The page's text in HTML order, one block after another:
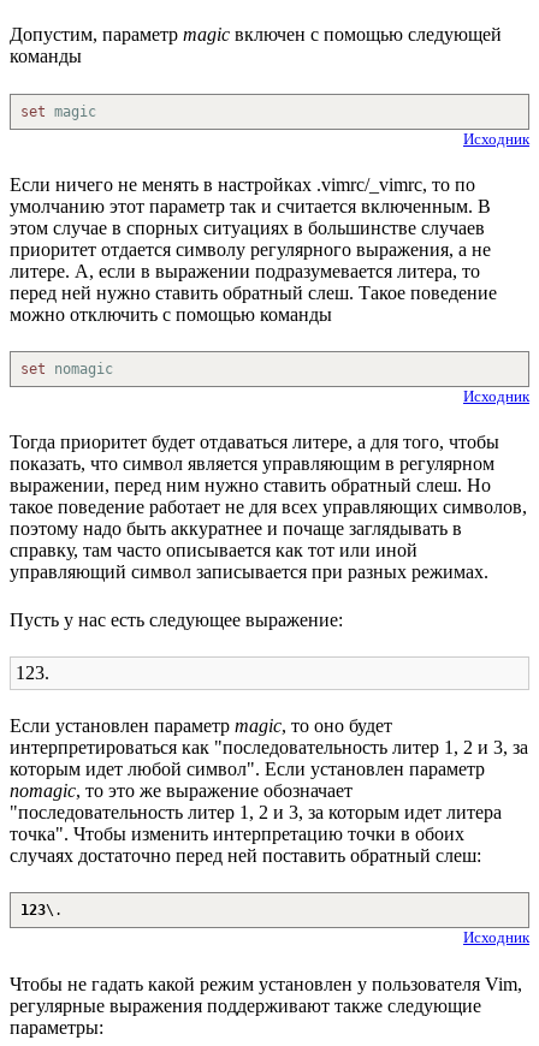
Допустим, параметр magic включен с помощью следующей
команды
set magic
Исходник
Если ничего не менять в настройках .vimrc/_vimrc, то по
умолчанию этот параметр так и считается включенным. В
этом случае в спорных ситуациях в большинстве случаев
приоритет отдается символу регулярного выражения, а не
литере. А, если в выражении подразумевается литера, то
перед ней нужно ставить обратный слеш. Такое поведение
можно отключить с помощью команды
set nomagic
Исходник
Тогда приоритет будет отдаваться литере, а для того, чтобы
показать, что символ является управляющим в регулярном
выражении, перед ним нужно ставить обратный слеш. Но
такое поведение работает не для всех управляющих символов,
поэтому надо быть аккуратнее и почаще заглядывать в
справку, там часто описывается как тот или иной
управляющий символ записывается при разных режимах.
Пусть у нас есть следующее выражение:
123.
Если установлен параметр magic, то оно будет
интерпретироваться как "последовательность литер 1, 2 и 3, за
которым идет любой символ". Если установлен параметр
nomagic, то это же выражение обозначает
"последовательность литер 1, 2 и 3, за которым идет литера
точка". Чтобы изменить интерпретацию точки в обоих
случаях достаточно перед ней поставить обратный слеш:
123\ .
Исходник
Чтобы не гадать какой режим установлен у пользователя Vim,
регулярные выражения поддерживают также следующие
параметры: